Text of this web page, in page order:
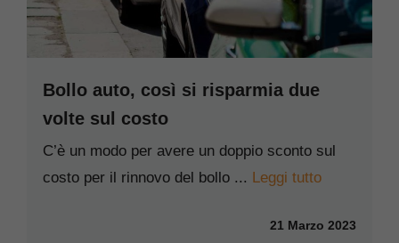
Bollo auto, così si risparmia due
volte sul costo
C’è un modo per avere un doppio sconto sul
costo per il rinnovo del bollo ... Leggi tutto
21 Marzo 2023